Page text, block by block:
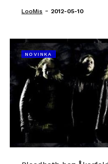
LooMis - 2012-05-10
NOVINKA